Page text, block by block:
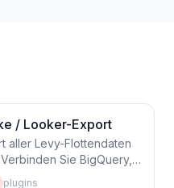
/ Looker-Export
aller Levy-Flottendaten
Sie BigQuery,
Looker fuer
plugins